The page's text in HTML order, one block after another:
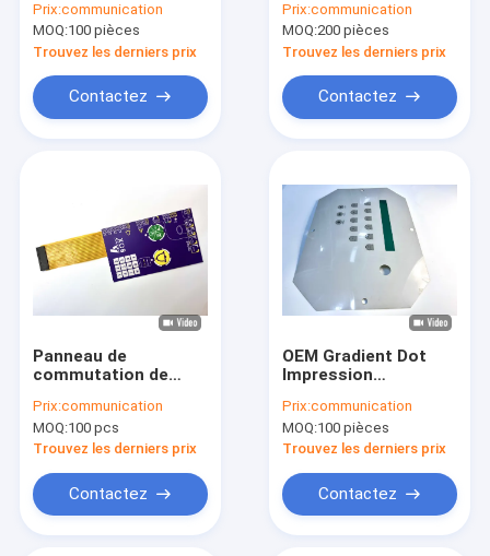
polyester
transparent à 6
couches avec 1
million de cycles de
vie
Prix:communication
MOQ:100 pièces
Trouvez les derniers prix
Contactez
membrane
personnalisés avec 4
couches
Prix:communication
MOQ:200 pièces
Trouvez les derniers prix
Contactez
Panneau de
commutation de
personnalisé très
polyvalent
imperméable à l'eau
chimique
Prix:communication
MOQ:100 pcs
Trouvez les derniers prix
Contactez
OEM Gradient Dot
Impression
Membrane Switch
Panel étiquette à
date d'expiration à
Prix:communication
MOQ:100 pièces
Trouvez les derniers prix
Contactez